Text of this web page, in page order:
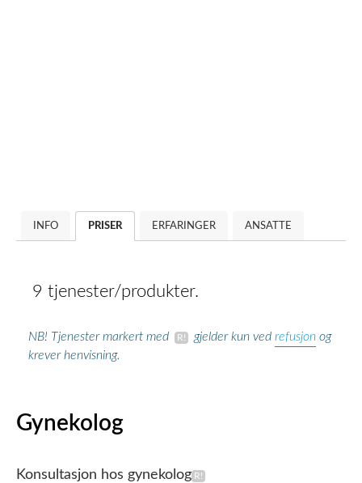
INFO PRISER ERFARINGER ANSATTE
9 tjenester/produkter.
NB! Tjenester markert med gjelder kun ved refusjon og
krever henvisning.
Gynekolog
Konsultasjon hos gynekolog